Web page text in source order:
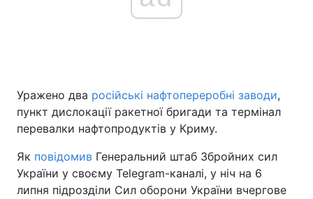
Україна Політика
Економіка Світ
Спорт Наука
Техно і зв'язок Лайт
Уражено два російські нафтопереробні заводи,
пункт дислокації ракетної бригади та термінал
перевалки нафтопродуктів у Криму.
Як повідомив Генеральний штаб Збройних сил
України у своєму Telegram-каналі, у ніч на 6
липня підрозділи Сил оборони України вчергове